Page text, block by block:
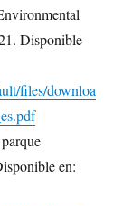
Disponible
files/downloa
en: